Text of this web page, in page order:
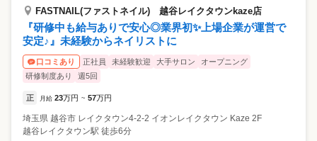
FASTNAIL(ファストネイル) 越谷レイクタウンkaze店
『研修中も給与ありで安心◎業界初✨上場企業が運営で
安定♪』未経験からネイリストに
口コミあり 正社員 未経験歓迎 大手サロン
オープニング
研修制度あり
週5回
正 月給 23万円 ~ 57万円
埼玉県 越谷市 レイクタウン4-2-2 イオンレイクタウン Kaze 2F
越谷レイクタウン駅 徒歩6分